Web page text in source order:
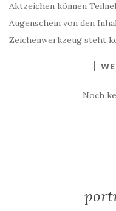
Aktzeichen können
Augenschein von den
Zeichenwerkzeug steht
Noch